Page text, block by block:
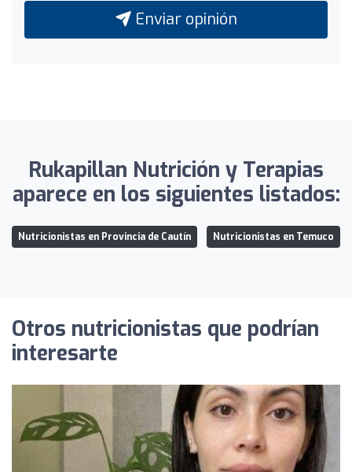
Enviar opinión
Rukapillan Nutrición y Terapias
aparece en los siguientes listados:
Nutricionistas en Provincia de Cautín Nutricionistas en Temuco
Otros nutricionistas que podrían
interesarte